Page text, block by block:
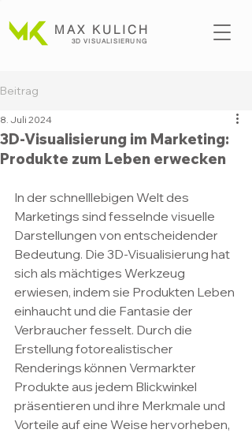
MAX KULICH
3D VISUALISIERUNG
Beitrag
3D-Visualisierung im Marketing:
Produkte zum Leben erwecken
8. Juli 2024
In der schnelllebigen Welt des
Marketings sind fesselnde visuelle
Darstellungen von entscheidender
Bedeutung. Die 3D-Visualisierung hat
sich als mächtiges Werkzeug
erwiesen, indem sie Produkten Leben
einhaucht und die Fantasie der
Verbraucher fesselt. Durch die
Erstellung fotorealistischer
Renderings können Vermarkter
Produkte aus jedem Blickwinkel
präsentieren und ihre Merkmale und
Vorteile auf eine Weise hervorheben,